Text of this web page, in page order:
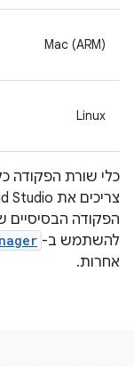
Mac (ARM)
Linux
להשתמש ב-
אחרות.